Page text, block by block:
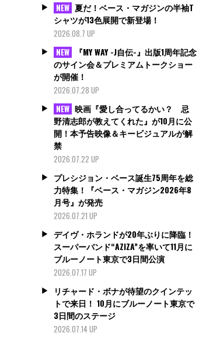
NEW 夏だ！ベース・マガジンの半袖T
シャツが13色展開で新登場！
2026.08.7 UP
NEW
『MY WAY -J自伝-』出版1周年記念
のサイン会＆プレミアムトークショー
が開催！
2026.07.28 UP
NEW 映画『愛し合ってるかい？ 忌
野清志郎が教えてくれた』が10月に公
開！本予告映像＆キービジュアルが解
禁
2026.07.22 UP
プレシジョン・ベース誕生75周年を総
力特集！『ベース・マガジン2026年8
月号』が発売
2026.07.21 UP
デイヴ・ホランドが20年ぶりに降臨！
スーパーバンド“AZIZA”を率いて11月に
ブルーノート東京で3日間公演
2026.07.17 UP
リチャード・ボナが待望のクインテッ
トで来日！ 10月にブルーノート東京で
3日間のステージ
2026.07.14 UP